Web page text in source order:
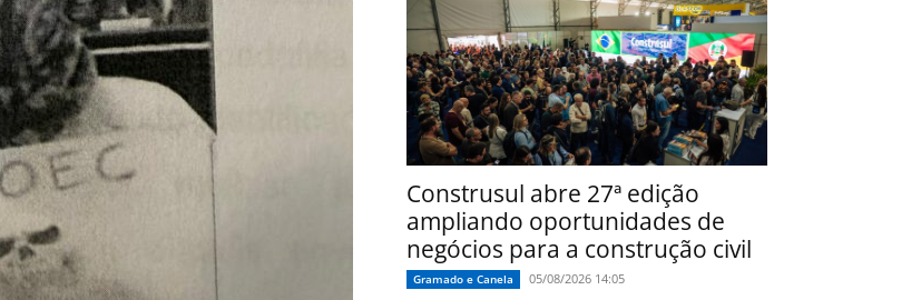
Construsul abre 27ª edição
ampliando oportunidades de
negócios para a construção civil
Gramado e Canela 05/08/2026 14:05